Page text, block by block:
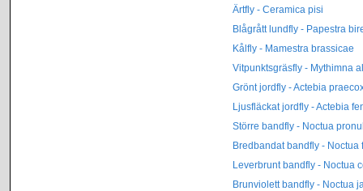
Ärtfly - Ceramica pisi
Blågrått lundfly - Papestra
Kålfly - Mamestra brassicae
Vitpunktsgräsfly - Mythimna
Grönt jordfly - Actebia
Ljusfläckat jordfly - Actebia
Större bandfly - Noctua
Bredbandat bandfly - Noctua
Leverbrunt bandfly - Noctua
Brunviolett bandfly - Noctua